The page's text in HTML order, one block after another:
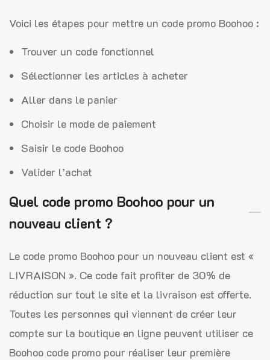
Voici les étapes pour mettre un code promo Boohoo :
Trouver un code fonctionnel
Sélectionner les articles à acheter
Aller dans le panier
Choisir le mode de paiement
Saisir le code Boohoo
Valider l’achat
Quel code promo Boohoo pour un
nouveau client ?
Le code promo Boohoo pour un nouveau client est «
LIVRAISON ». Ce code fait profiter de 30% de
réduction sur tout le site et la livraison est offerte.
Toutes les personnes qui viennent de créer leur
compte sur la boutique en ligne peuvent utiliser ce
Boohoo code promo pour réaliser leur première